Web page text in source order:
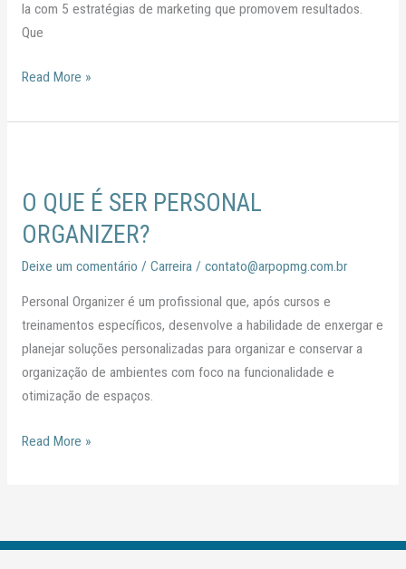
la com 5 estratégias de marketing que promovem resultados.
Que
que
Funcionam!
Read More »
O QUE É SER PERSONAL
ORGANIZER?
Deixe um comentário / Carreira/ contato@arpopmg.com.br
Personal Organizer é um profissional que, após cursos e
treinamentos específicos, desenvolve a habilidade de enxergar e
planejar soluções personalizadas para organizar e conservar a
organização de ambientes com foco na funcionalidade e
otimização de espaços.
É
SER
PERSONAL
ORGANIZER?
Read More »